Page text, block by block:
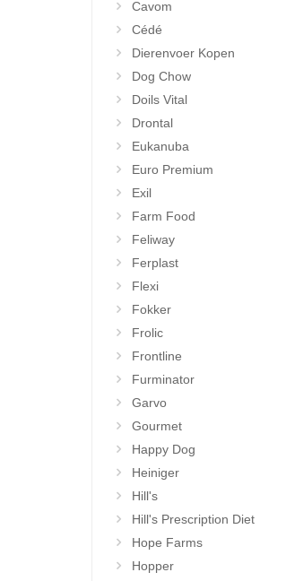
Cavom
Cédé
Dierenvoer Kopen
Dog Chow
Doils Vital
Drontal
Eukanuba
Euro Premium
Exil
Farm Food
Feliway
Ferplast
Flexi
Fokker
Frolic
Frontline
Furminator
Garvo
Gourmet
Happy Dog
Heiniger
Hill's
Hill's Prescription Diet
Hope Farms
Hopper